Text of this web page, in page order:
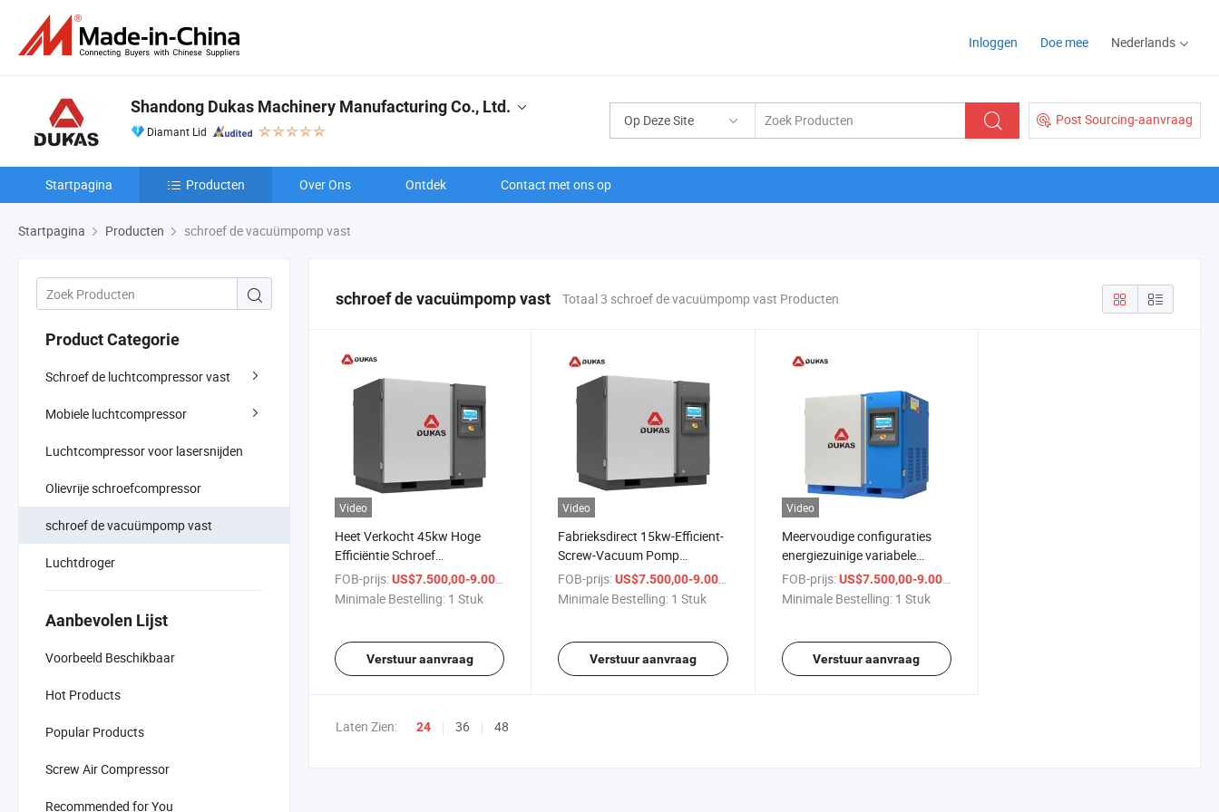
Inloggen Doe mee Nederlands
Op Deze Site Post Sourcing-aanvraag
Shandong Dukas Machinery Manufacturing Co., Ltd.
Diamant Lid
Startpagina Producten Over Ons Ontdek Contact met ons op
Startpagina Producten schroef de vacuümpomp vast
Product Categorie
Schroef de luchtcompressor vast
Mobiele luchtcompressor
Luchtcompressor voor lasersnijden
Olievrije schroefcompressor
schroef de vacuümpomp vast
Luchtdroger
Aanbevolen Lijst
Voorbeeld Beschikbaar
Hot Products
Popular Products
Screw Air Compressor
Recommended for You
schroef de vacuümpomp vast Totaal 3 schroef de vacuümpomp vast Producten
Video
Heet Verkocht 45kw Hoge
Efficiëntie Schroef
Vacuümpomp Geolied
Luchtcompressor
FOB-prijs:US$7.500,00-9.000,00
Minimale Bestelling: 1 Stuk
Verstuur aanvraag
Video
Fabrieksdirect 15kw-Efficient-
Screw-Vacuum Pomp
Algemene Industrie Nieuw
Gebruikt 7.5kw-132kw-Motor
FOB-prijs: US$7.500,00-9.000,00
Minimale Bestelling: 1 Stuk
Verstuur aanvraag
Video
Meervoudige configuraties
energiezuinige variabele
snelheid olie-vrije schroef
vacuümpomp
FOB-prijs: US$7.500,00-9.000,00
Minimale Bestelling: 1 Stuk
Verstuur aanvraag
Laten Zien: 24 36 48